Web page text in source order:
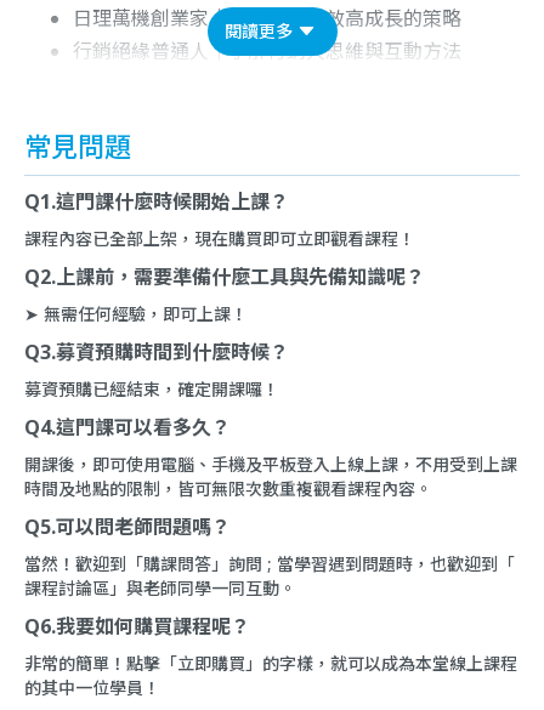
日理萬機創業家｜有效擬定高效高成長的策略
行銷絕緣普通人｜了解行銷人思維與互動方法
閱讀更多
常見問題
Q1.這門課什麼時候開始上課？
課程內容已全部上架，現在購買即可立即觀看課程！
Q2.上課前，需要準備什麼工具與先備知識呢？
➤ 無需任何經驗，即可上課！
Q3.募資預購時間到什麼時候？
募資預購已經結束，確定開課囉！
Q4.這門課可以看多久？
開課後，即可使用電腦、手機及平板登入上線上課，不用受到上課
時間及地點的限制，皆可無限次數重複觀看課程內容。
Q5.可以問老師問題嗎？
當然！歡迎到「購課問答」詢問 ; 當學習遇到問題時，也歡迎到「
課程討論區 」與老師同學一同互動。
Q6.我要如何購買課程呢？
非常的簡單！點擊「立即購買」的字樣，就可以成為本堂線上課程
的其中一位學員！